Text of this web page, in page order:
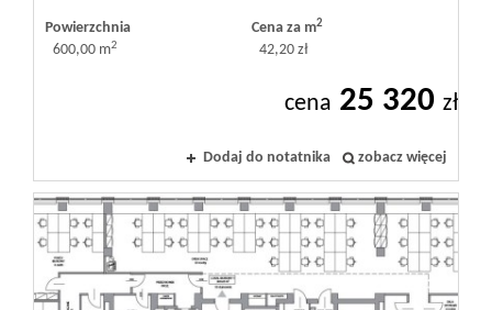
Obiekty
Kontakt
Notatnik
Powierzchnia
600,00 m2
Cena za m2
42,20 zł
cena 25 320 zł
Dodaj do notatnika zobacz więcej